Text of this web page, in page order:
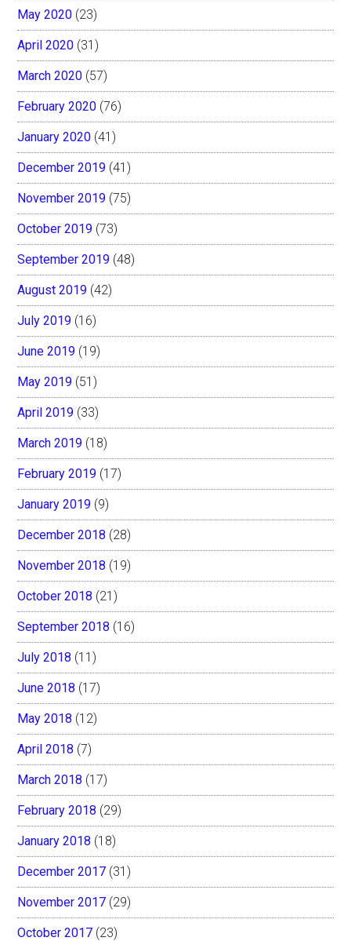
May 2020 (23)
April 2020 (31)
March 2020 (57)
February 2020 (76)
January 2020 (41)
December 2019 (41)
November 2019 (75)
October 2019 (73)
September 2019 (48)
August 2019 (42)
July 2019 (16)
June 2019 (19)
May 2019 (51)
April 2019 (33)
March 2019 (18)
February 2019 (17)
January 2019 (9)
December 2018 (28)
November 2018 (19)
October 2018 (21)
September 2018 (16)
July 2018 (11)
June 2018 (17)
May 2018 (12)
April 2018 (7)
March 2018 (17)
February 2018 (29)
January 2018 (18)
December 2017 (31)
November 2017 (29)
October 2017 (23)